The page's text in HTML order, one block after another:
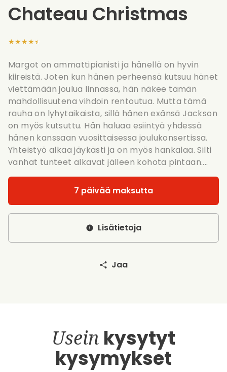
Chateau Christmas
★★★★★
Margot on ammattipianisti ja hänellä on hyvin
kiireistä. Joten kun hänen perheensä kutsuu hänet
viettämään joulua linnassa, hän näkee tämän
mahdollisuutena vihdoin rentoutua. Mutta tämä
rauha on lyhytaikaista, sillä hänen exänsä Jackson
on myös kutsuttu. Hän haluaa esiintyä yhdessä
hänen kanssaan vuosittaisessa joulukonsertissa.
Yhteistyö alkaa jäykästi ja on myös hankalaa. Silti
vanhat tunteet alkavat jälleen kohota pintaan....
7 päivää maksutta
Lisätietoja
Jaa
Usein kysytyt
kysymykset